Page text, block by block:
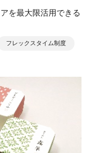
を最⼤限活⽤できる
フレックスタイム制度